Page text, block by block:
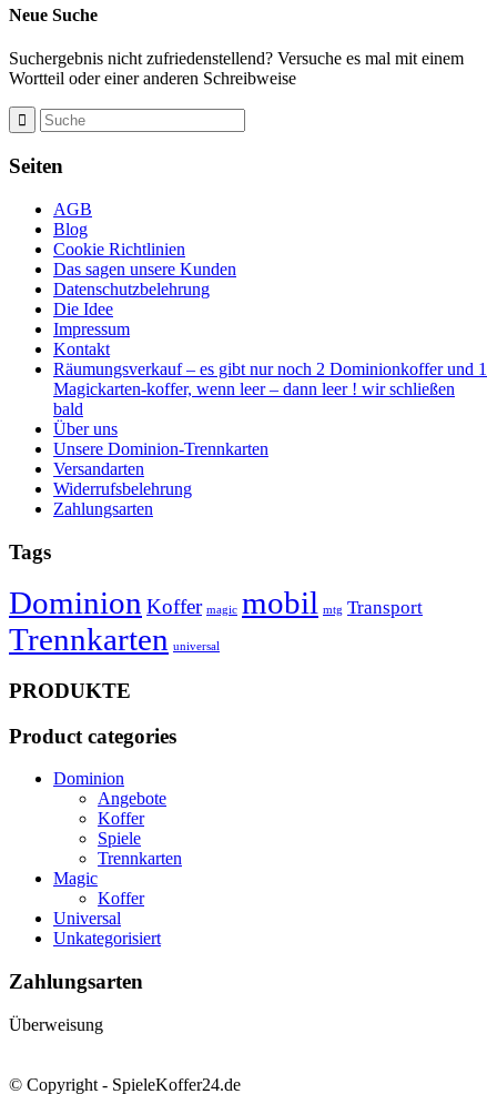
Neue Suche
Suchergebnis nicht zufriedenstellend? Versuche es mal mit einem
Wortteil oder einer anderen Schreibweise
Seiten
AGB
Blog
Cookie Richtlinien
Das sagen unsere Kunden
Datenschutzbelehrung
Die Idee
Impressum
Kontakt
Räumungsverkauf – es gibt nur noch 2 Dominionkoffer und 1
Magickarten-koffer, wenn leer – dann leer ! wir schließen
bald
Über uns
Unsere Dominion-Trennkarten
Versandarten
Widerrufsbelehrung
Zahlungsarten
Tags
Dominion Koffer magic mobil mtg Transport
Trennkarten universal
PRODUKTE
Product categories
Dominion
Angebote
Koffer
Spiele
Trennkarten
Magic
Koffer
Universal
Unkategorisiert
Zahlungsarten
Überweisung
© Copyright - SpieleKoffer24.de